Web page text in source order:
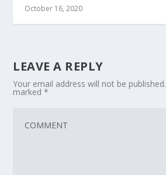
October 16, 2020
LEAVE A REPLY
Your email address will not be published.
marked*